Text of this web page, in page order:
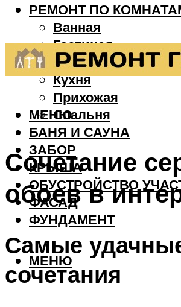
РЕМОНТ ПО
Ванная
Гостиная
Детская
Кухня
Прихожая
Спальня
БАНЯ И САУНА
ЗАБОР
КРЫША
ОБУСТРОЙСТВО
ФАСАД
ФУНДАМЕНТ
МЕНЮ
МЕНЮ
Сочетание
обоев в
Самые
сочетания